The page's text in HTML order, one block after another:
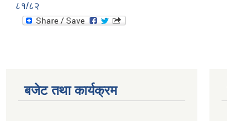
८१/८२
बजेट तथा कार्यक्रम